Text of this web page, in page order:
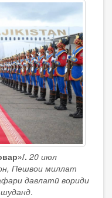
. 20 июл
Пешвои миллат
давлатӣ вориди
.